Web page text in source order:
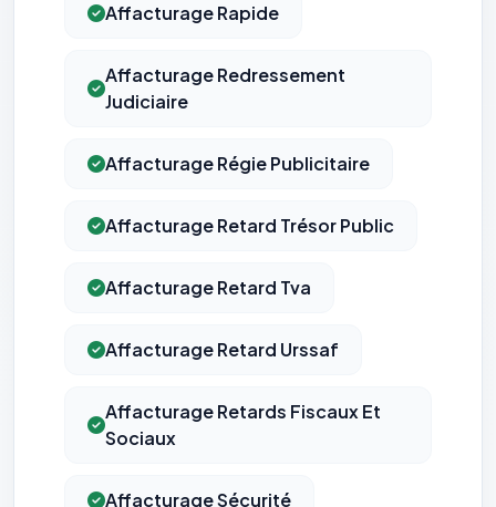
Affacturage Rapide
Affacturage Redressement
Judiciaire
Affacturage Régie Publicitaire
Affacturage Retard Trésor Public
Affacturage Retard Tva
Affacturage Retard Urssaf
Affacturage Retards Fiscaux Et
Sociaux
Affacturage Sécurité
Cookies essentiels
mémorisation de vos choix de consentement. Ils ne
peuvent pas être désactivés.
Nous aident à comprendre comment vous utilisez le site